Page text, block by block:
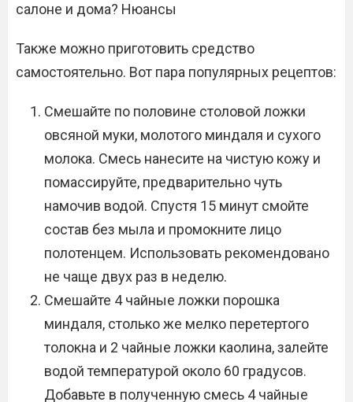
салоне и дома? Нюансы
Также можно приготовить средство
самостоятельно. Вот пара популярных рецептов:
Смешайте по половине столовой ложки
овсяной муки, молотого миндаля и сухого
молока. Смесь нанесите на чистую кожу и
помассируйте, предварительно чуть
намочив водой. Спустя 15 минут смойте
состав без мыла и промокните лицо
полотенцем. Использовать рекомендовано
не чаще двух раз в неделю.
Смешайте 4 чайные ложки порошка
миндаля, столько же мелко перетертого
толокна и 2 чайные ложки каолина, залейте
водой температурой около 60 градусов.
Добавьте в полученную смесь 4 чайные